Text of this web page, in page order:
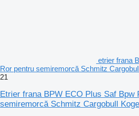
etrier frana
Ror pentru semiremorcă Schmitz
21
Etrier frana BPW ECO Plus Saf Bpw
semiremorcă Schmitz Cargobull